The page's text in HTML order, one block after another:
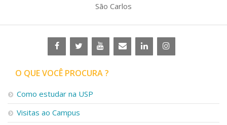
São Carlos
O QUE VOCÊ PROCURA ?
Como estudar na USP
Visitas ao Campus